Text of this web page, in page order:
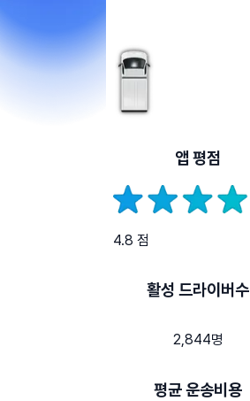
앱 평점
4.8 점
활성 드라이버수
2,844명
평균 운송비용